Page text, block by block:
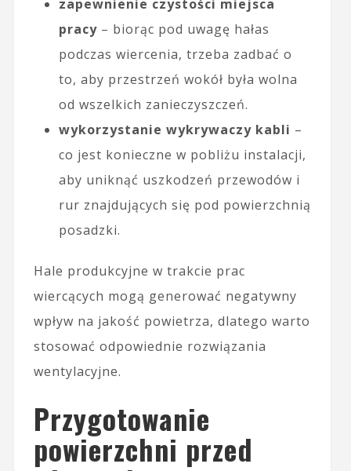
zapewnienie czystości miejsca
pracy– biorąc pod uwagę hałas
podczas wiercenia, trzeba zadbać o
to, aby przestrzeń wokół była wolna
od wszelkich zanieczyszczeń.
wykorzystanie wykrywaczy kabli –
co jest konieczne w pobliżu instalacji,
aby uniknąć uszkodzeń przewodów i
rur znajdujących się pod powierzchnią
posadzki.
Hale produkcyjne w trakcie prac
wiercących mogą generować negatywny
wpływ na jakość powietrza, dlatego warto
stosować odpowiednie rozwiązania
wentylacyjne.
Przygotowanie
powierzchni przed